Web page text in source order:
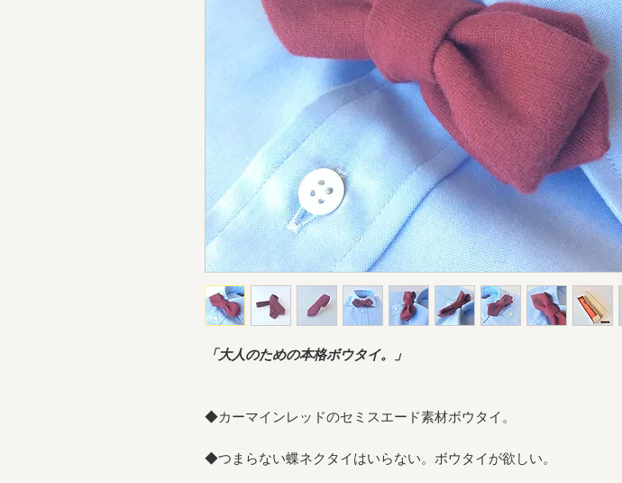
「大人のための本格ボウタイ。」
◆カーマインレッドのセミスエード素材ボウタイ。
◆つまらない蝶ネクタイはいらない。ボウタイが欲しい。